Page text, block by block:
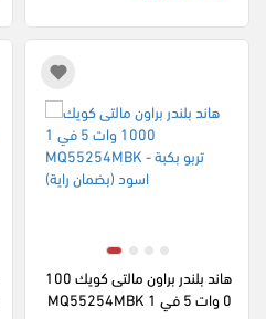
هاند بلندر براون مالتى كويك 100